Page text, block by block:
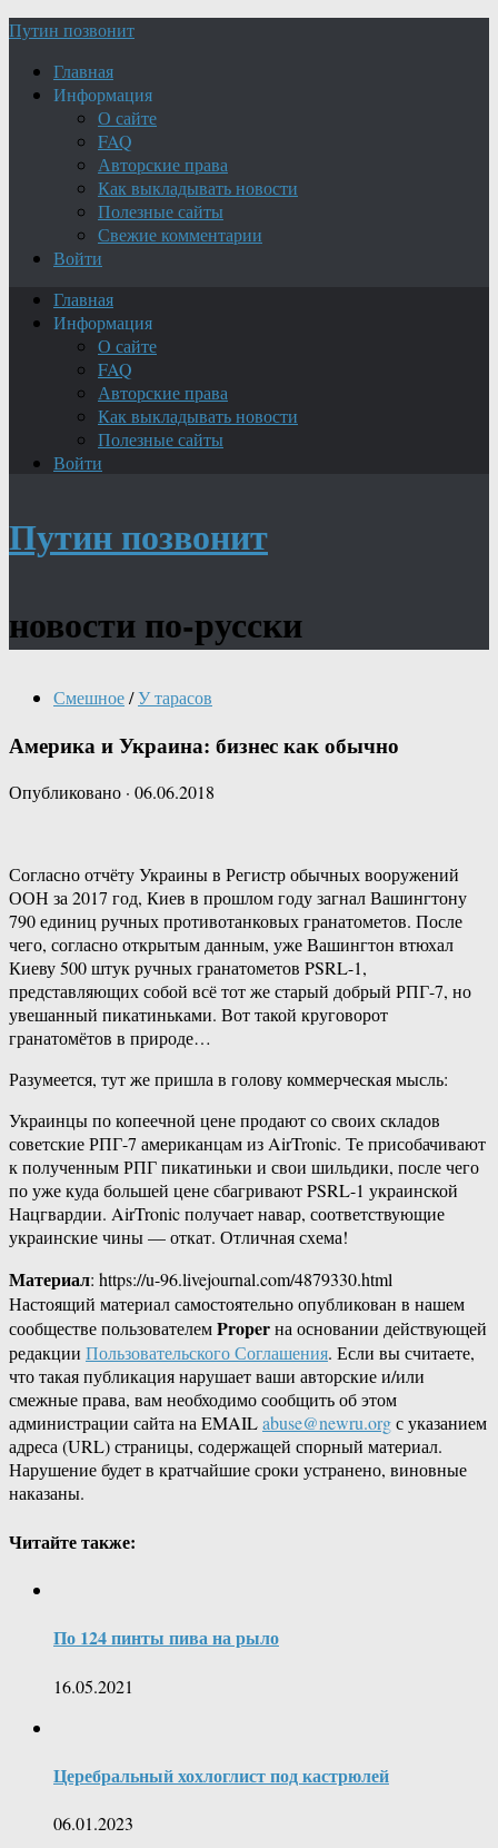
Путин позвонит
Главная
Информация
О сайте
FAQ
Авторские права
Как выкладывать новости
Полезные сайты
Свежие комментарии
Войти
Главная
Информация
О сайте
FAQ
Авторские права
Как выкладывать новости
Полезные сайты
Войти
Путин позвонит
новости по-русски
Смешное/У тарасов
Америка и Украина: бизнес как обычно
Опубликовано · 06.06.2018
Согласно отчёту Украины в Регистр обычных вооружений
ООН за 2017 год, Киев в прошлом году загнал Вашингтону
790 единиц ручных противотанковых гранатометов. После
чего, согласно открытым данным, уже Вашингтон втюхал
Киеву 500 штук ручных гранатометов PSRL-1,
представляющих собой всё тот же старый добрый РПГ-7, но
увешанный пикатиньками. Вот такой круговорот
гранатомётов в природе…
Разумеется, тут же пришла в голову коммерческая мысль:
Украинцы по копеечной цене продают со своих складов
советские РПГ-7 американцам из AirTronic. Те присобачивают
к полученным РПГ пикатиньки и свои шильдики, после чего
по уже куда большей цене сбагривают PSRL-1 украинской
Нацгвардии. AirTronic получает навар, соответствующие
украинские чины — откат. Отличная схема!
Материал: https://u-96.livejournal.com/4879330.html
Настоящий материал самостоятельно опубликован в нашем
сообществе пользователемProperна основании действующей
редакции Пользовательского Соглашения. Если вы считаете,
что такая публикация нарушает ваши авторские и/или
смежные права, вам необходимо сообщить об этом
администрации сайта на EMAILabuse@newru.orgс указанием
адреса (URL) страницы, содержащей спорный материал.
Нарушение будет в кратчайшие сроки устранено, виновные
наказаны.
Читайте также:
По 124 пинты пива на рыло
16.05.2021
Церебральный хохлоглист под кастрюлей
06.01.2023